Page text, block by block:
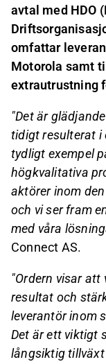
avtal med HDO
omfattar
Motorola samt
extrautrustning
"Det är
tidigt resulterat i
tydligt exempel
högkvalitativa
aktörer inom
och vi ser fram
med våra
Connect AS.
"Ordern visar att
resultat och
leverantör inom
Det är ett viktigt
långsiktig